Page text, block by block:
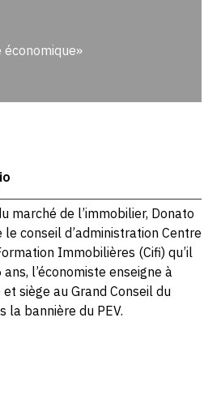
économique»
marché de l’immobilier, Donato
conseil d’administration Centre
Immobilières (Cifi) qu’il
l’économiste enseigne à
siège au Grand Conseil du
la bannière du PEV.